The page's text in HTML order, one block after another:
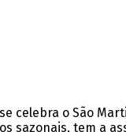
celebra o São
sazonais, tem a